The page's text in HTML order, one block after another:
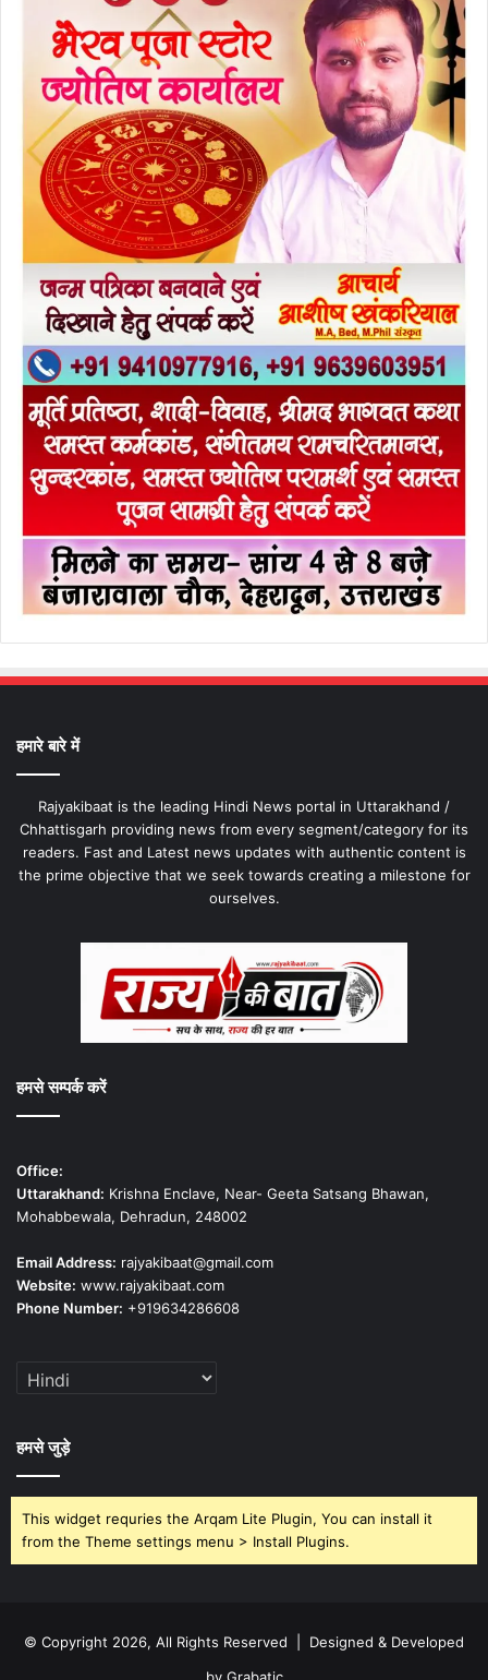
हमारे बारे में
Rajyakibaat is the leading Hindi News portal in Uttarakhand /
Chhattisgarh providing news from every segment/category for its
readers. Fast and Latest news updates with authentic content is
the prime objective that we seek towards creating a milestone for
ourselves.
हमसे सम्पर्क करें
Office:
Uttarakhand: Krishna Enclave, Near- Geeta Satsang Bhawan,
Mohabbewala, Dehradun, 248002
Email Address: rajyakibaat@gmail.com
Website: www.rajyakibaat.com
Phone Number: +919634286608
हमसे जुड़े
This widget requries the Arqam Lite Plugin, You can install it
from the Theme settings menu > Install Plugins.
© Copyright 2026, All Rights Reserved | Designed & Developed